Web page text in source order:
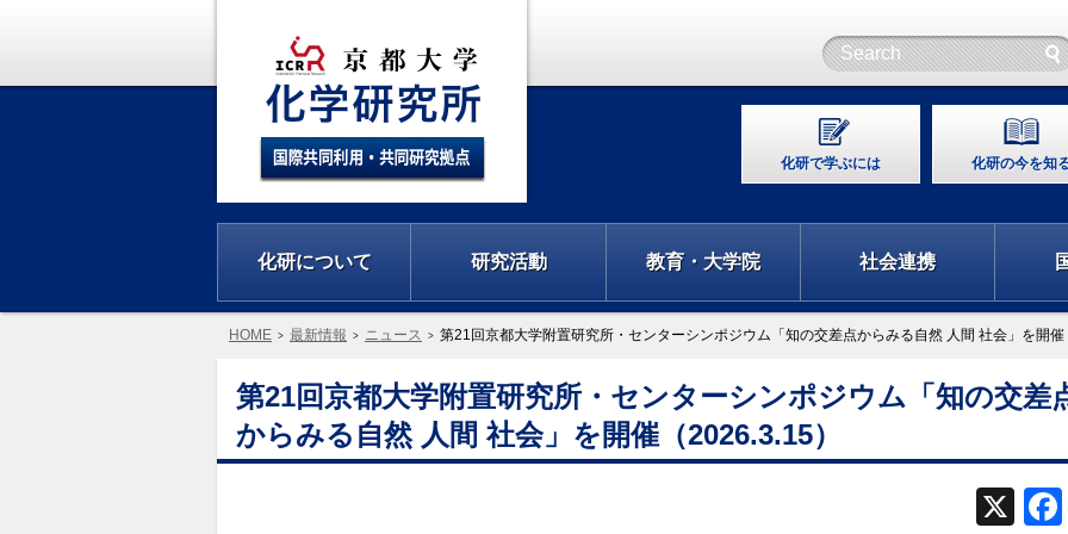
化研で学ぶには 化研の今を知
化研について 研究活動 教育・大学院 社会連携
HOME 最新情報 ニュース 第21回京都大学附置研究所・センターシンポジウム「知の交差点からみる自然 人間 社会」を開
第21回京都大学附置研究所・センターシンポジウム「知の交差
からみる自然 人間 社会」を開催（2026.3.15）
X